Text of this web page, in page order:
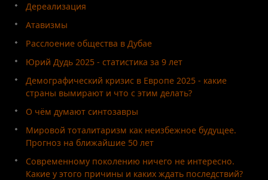
Дереализация
Атавизмы
Расслоение общества в Дубае
Юрий Дудь 2025 - статистика за 9 лет
Демографический кризис в Европе 2025 - какие
страны вымирают и что с этим делать?
О чём думают синтозавры
Мировой тоталитаризм как неизбежное будущее.
Прогноз на ближайшие 50 лет
Современному поколению ничего не интересно.
Какие у этого причины и каких ждать последствий?